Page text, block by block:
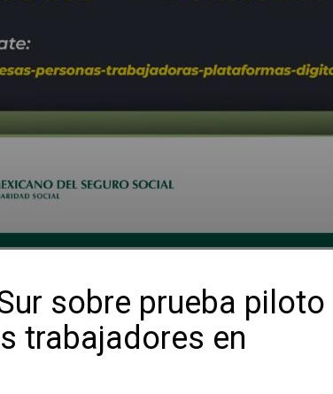
sobre prueba piloto
trabajadores en